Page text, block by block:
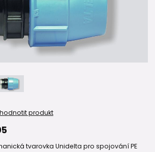
produkt
tvarovka Unidelta pro spojování PE